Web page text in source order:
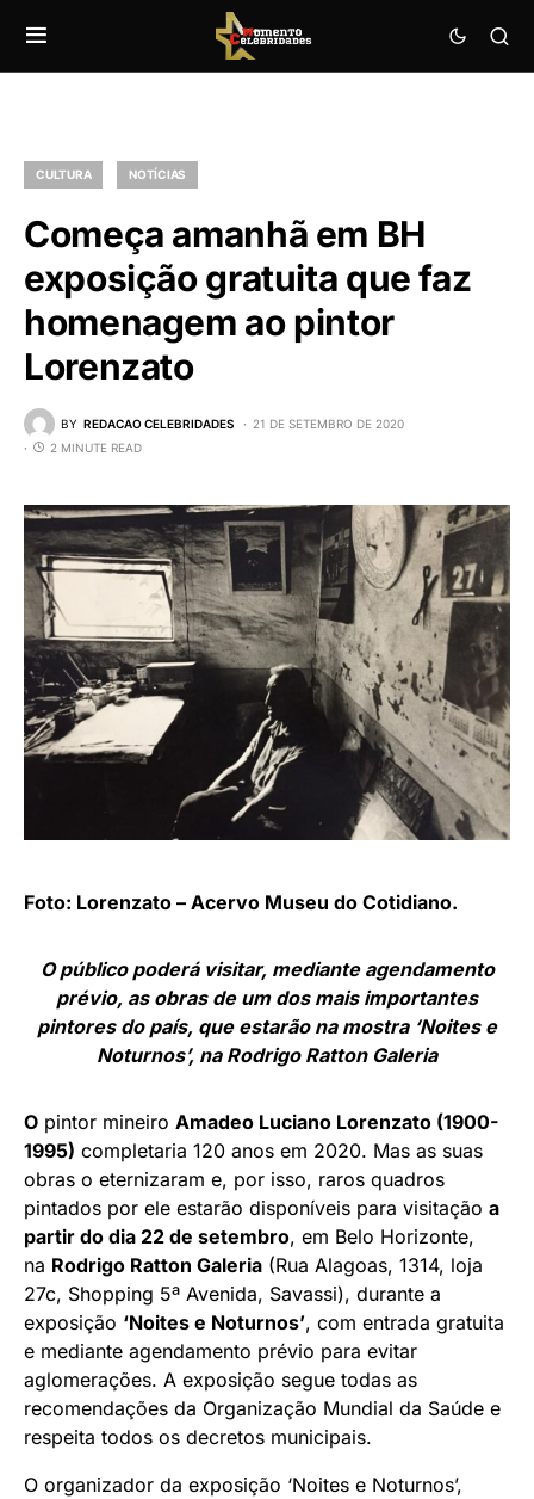
CULTURA NOTÍCIAS
Começa amanhã em BH
exposição gratuita que faz
homenagem ao pintor
Lorenzato
BY REDACAO CELEBRIDADES
21 DE SETEMBRO DE 2020
2 MINUTE READ
Foto: Lorenzato – Acervo Museu do Cotidiano.
O público poderá visitar, mediante agendamento
prévio, as obras de um dos mais importantes
pintores do país, que estarão na mostra ‘Noites e
Noturnos’, na Rodrigo Ratton Galeria
O pintor mineiro Amadeo Luciano Lorenzato (1900-
1995) completaria 120 anos em 2020. Mas as suas
obras o eternizaram e, por isso, raros quadros
pintados por ele estarão disponíveis para visitação a
partir do dia 22 de setembro, em Belo Horizonte,
na Rodrigo Ratton Galeria (Rua Alagoas, 1314, loja
27c, Shopping 5ª Avenida, Savassi), durante a
exposição ‘Noites e Noturnos’, com entrada gratuita
e mediante agendamento prévio para evitar
aglomerações. A exposição segue todas as
recomendações da Organização Mundial da Saúde e
respeita todos os decretos municipais.
O organizador da exposição ‘Noites e Noturnos’,